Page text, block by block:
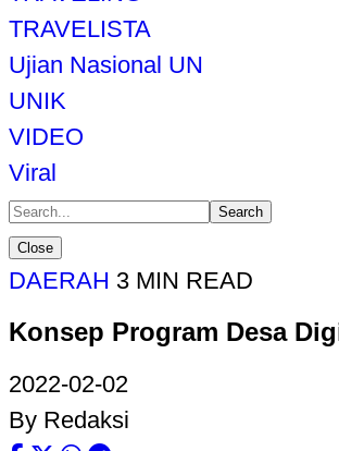
TRAVELISTA
Ujian Nasional UN
UNIK
VIDEO
Viral
Search
Close
DAERAH 3 MIN READ
Konsep Program Desa
2022-02-02
By Redaksi